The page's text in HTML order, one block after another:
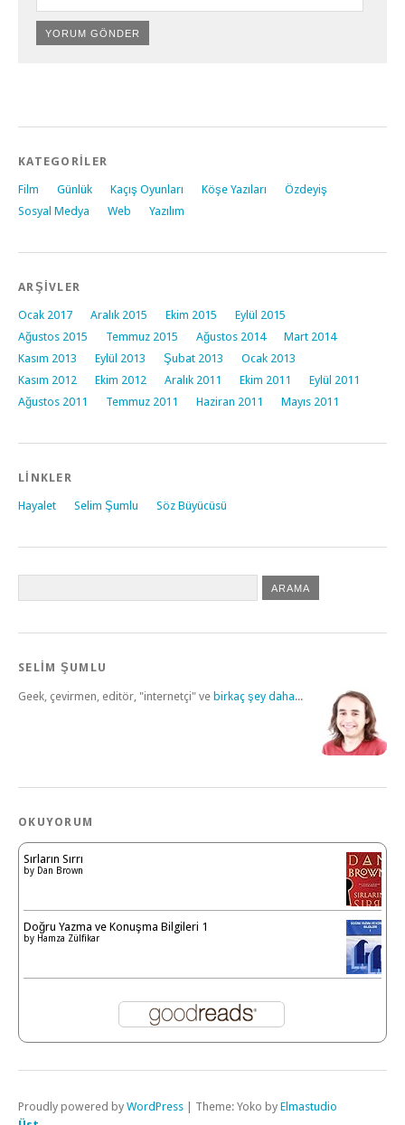
KATEGORİLER
Film Günlük Kaçış Oyunları Köşe Yazıları
Özdeyiş
Sosyal Medya
Web Yazılım
ARŞİVLER
Ocak 2017 Aralık 2015 Ekim 2015
Eylül 2015
Ağustos 2015
Temmuz 2015 Ağustos 2014
Mart 2014
Kasım 2013
Eylül 2013 Şubat 2013
Ocak 2013
Kasım 2012
Ekim 2012 Aralık 2011 Ekim 2011
Eylül 2011
Ağustos 2011
Temmuz 2011 Haziran 2011 Mayıs 2011
LINKLER
Hayalet Selim Şumlu Söz Büyücüsü
SELİM ŞUMLU
Geek, çevirmen, editör, "internetçi" ve birkaç şey daha...
OKUYORUM
Sırların Sırrı
by Dan Brown
Doğru Yazma ve Konuşma Bilgileri 1
by Hamza Zülfikar
Proudly powered by WordPress Theme: Yoko by Elmastudio